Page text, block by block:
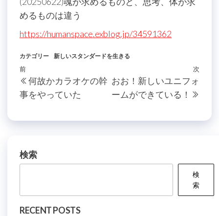
めるものは違う
https://humanspace.exblog.jp/34591362
カテゴリー 新しいスタンダードを生きる
投
稿
ナ
ビ
ー
シ
ン
過
去
の
前
何故かカラオケの幹
事をやっていた
次
次
おお！新しいユニフォ
ームができている！
検索
検
索
RECENT POSTS